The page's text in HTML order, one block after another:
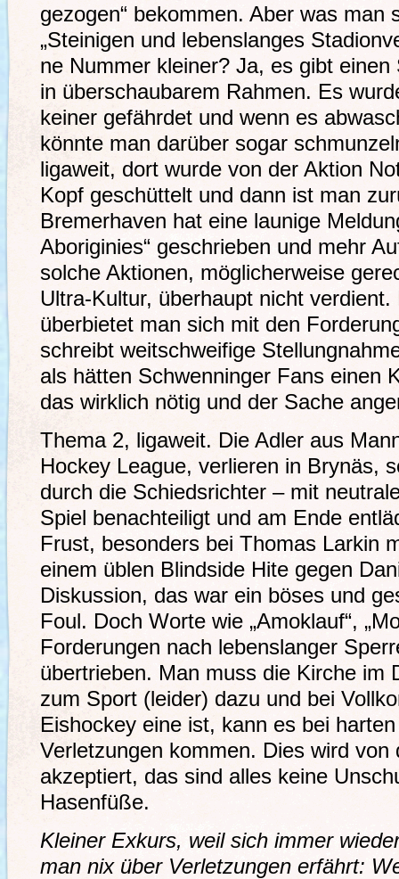
gezogen“ bekommen. Aber was man
„Steinigen und lebenslanges
ne Nummer kleiner? Ja, es gibt
in überschaubarem Rahmen. Es
keiner gefährdet und wenn es
könnte man darüber sogar
ligaweit, dort wurde von der Aktion
Kopf geschüttelt und dann ist man
Bremerhaven hat eine launige
Aboriginies“ geschrieben und mehr
solche Aktionen, möglicherweise
Ultra-Kultur, überhaupt nicht
überbietet man sich mit den
schreibt weitschweifige
als hätten Schwenninger Fans einen
das wirklich nötig und der Sache
Thema 2, ligaweit. Die Adler aus
Hockey League, verlieren in Brynäs,
durch die Schiedsrichter – mit
Spiel benachteiligt und am Ende
Frust, besonders bei Thomas Larkin
einem üblen Blindside Hite gegen
Diskussion, das war ein böses und
Foul. Doch Worte wie „Amoklauf“,
Forderungen nach lebenslanger
übertrieben. Man muss die Kirche im
zum Sport (leider) dazu und bei
Eishockey eine ist, kann es bei
Verletzungen kommen. Dies wird von
akzeptiert, das sind alles keine
Hasenfüße.
Kleiner Exkurs, weil sich immer
man nix über Verletzungen erfährt: